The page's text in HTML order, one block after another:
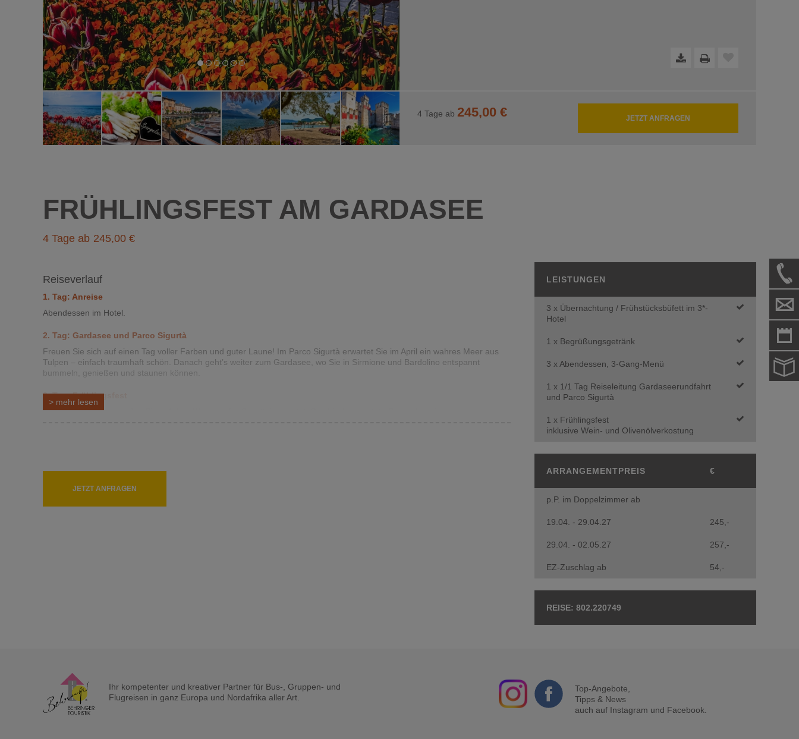
4 Tage ab 245,00 € JETZT ANFRAGEN
FRÜHLINGSFEST AM GARDASEE
4 Tage ab 245
Reiseverlauf
1. Tag: Anreise
Abendessen im Hotel.
2. Tag: Gardasee und Parco Sigurtà
Freuen Sie sich auf einen Tag voller Farben und guter Laune! Im Parco Sigurtà erwartet Sie im April ein wahres Meer aus
Tulpen – einfach traumhaft schön. Danach geht’s weiter zum Gardasee, wo Sie in Sirmione und Bardolino entspannt
bummeln, genießen und staunen können.
3.Tag: Frühlingsfest
Um die Mittagszeit werden Sie auf dem Weingut „La Casetta“ erwartet. Der frisch geerntete Spargel sowie weitere
> mehr lesen
JETZT ANFRAGEN
LEISTUNGEN
3 x Übernachtung / Frühstücksbüfett im 3*-
Hotel
1 x Begrüßungsgetränk
3 x Abendessen, 3-Gang-Menü
1 x 1/1 Tag Reiseleitung Gardaseerundfahrt
und Parco Sigurtà
1 x Frühlingsfest
inklusive Wein- und Olivenölverkostung
ARRANGEMENTPREIS €
p.P. im Doppelzimmer ab
19.04. - 29.04.27 245,-
29.04. - 02.05.27 257,-
EZ-Zuschlag ab 54,-
802.220749
Ihr kompetenter und kreativer Partner für Bus-, Gruppen- und
Flugreisen in ganz Europa und Nordafrika aller Art.
Top-Angebote,
Tipps & News
auch auf Instagram und Facebook.